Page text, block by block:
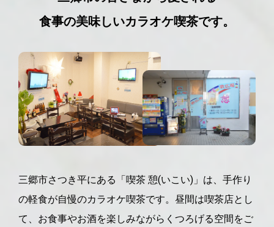
食事の美味しいカラオケ喫茶です。
三郷市さつき平にある「喫茶 憩(いこい)」は、手作り
の軽食が自慢のカラオケ喫茶です。昼間は喫茶店とし
て、お食事やお酒を楽しみながらくつろげる空間をご